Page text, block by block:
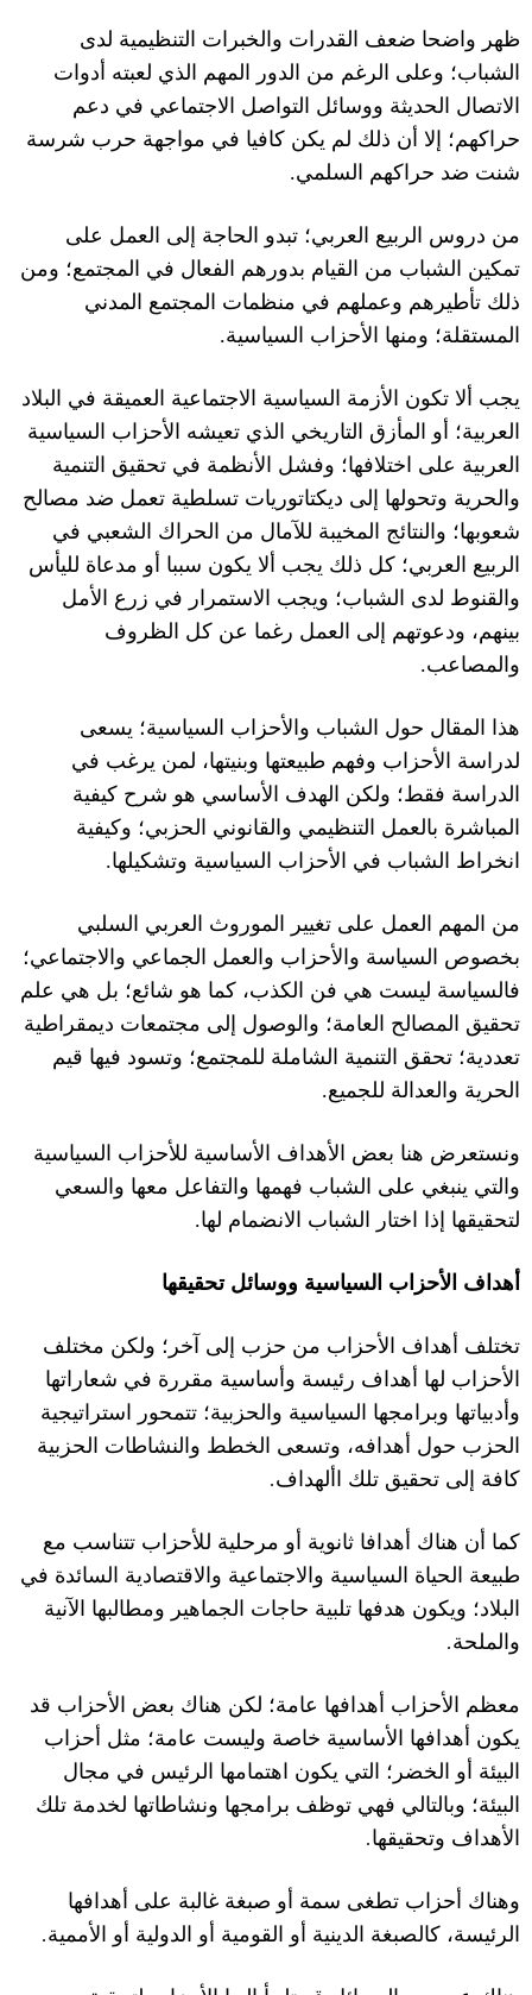
ظهر واضحا ضعف القدرات والخبرات التنظيمية لدى
الشباب؛ وعلى الرغم من الدور المهم الذي لعبته أدوات
الاتصال الحديثة ووسائل التواصل الاجتماعي في دعم
حراكهم؛ إلا أن ذلك لم يكن كافيا في مواجهة حرب شرسة
شنت ضد حراكهم السلمي.
من دروس الربيع العربي؛ تبدو الحاجة إلى العمل على
تمكين الشباب من القيام بدورهم الفعال في المجتمع؛ ومن
ذلك تأطيرهم وعملهم في منظمات المجتمع المدني
المستقلة؛ ومنها الأحزاب السياسية.
يجب ألا تكون الأزمة السياسية الاجتماعية العميقة في البلاد
العربية؛ أو المأزق التاريخي الذي تعيشه الأحزاب السياسية
العربية على اختلافها؛ وفشل الأنظمة في تحقيق التنمية
والحرية وتحولها إلى ديكتاتوريات تسلطية تعمل ضد مصالح
شعوبها؛ والنتائج المخيبة للآمال من الحراك الشعبي في
الربيع العربي؛ كل ذلك يجب ألا يكون سببا أو مدعاة لليأس
والقنوط لدى الشباب؛ ويجب الاستمرار في زرع الأمل
بينهم، ودعوتهم إلى العمل رغما عن كل الظروف
والمصاعب.
هذا المقال حول الشباب والأحزاب السياسية؛ يسعى
لدراسة الأحزاب وفهم طبيعتها وبنيتها، لمن يرغب في
الدراسة فقط؛ ولكن الهدف الأساسي هو شرح كيفية
المباشرة بالعمل التنظيمي والقانوني الحزبي؛ وكيفية
انخراط الشباب في الأحزاب السياسية وتشكيلها.
من المهم العمل على تغيير الموروث العربي السلبي
بخصوص السياسة والأحزاب والعمل الجماعي والاجتماعي؛
فالسياسة ليست هي فن الكذب، كما هو شائع؛ بل هي علم
تحقيق المصالح العامة؛ والوصول إلى مجتمعات ديمقراطية
تعددية؛ تحقق التنمية الشاملة للمجتمع؛ وتسود فيها قيم
الحرية والعدالة للجميع.
ونستعرض هنا بعض الأهداف الأساسية للأحزاب السياسية
والتي ينبغي على الشباب فهمها والتفاعل معها والسعي
لتحقيقها إذا اختار الشباب الانضمام لها.
أهداف الأحزاب السياسية ووسائل تحقيقها
تختلف أهداف الأحزاب من حزب إلى آخر؛ ولكن مختلف
الأحزاب لها أهداف رئيسة وأساسية مقررة في شعاراتها
وأدبياتها وبرامجها السياسية والحزبية؛ تتمحور استراتيجية
الحزب حول أهدافه، وتسعى الخطط والنشاطات الحزبية
كافة إلى تحقيق تلك األهداف.
كما أن هناك أهدافا ثانوية أو مرحلية للأحزاب تتناسب مع
طبيعة الحياة السياسية والاجتماعية والاقتصادية السائدة في
البلاد؛ ويكون هدفها تلبية حاجات الجماهير ومطالبها النية
والملحة.
معظم الأحزاب أهدافها عامة؛ لكن هناك بعض الأحزاب قد
يكون أهدافها الأساسية خاصة وليست عامة؛ مثل أحزاب
البيئة أو الخضر؛ التي يكون اهتمامها الرئيس في مجال
البيئة؛ وبالتالي فهي توظف برامجها ونشاطاتها لخدمة تلك
الأهداف وتحقيقها.
وهناك أحزاب تطغى سمة أو صبغة غالبة على أهدافها
الرئيسة، كالصبغة الدينية أو القومية أو الدولية أو الأممية.